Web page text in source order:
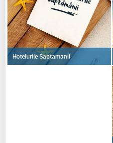
Hotelurile Saptamanii